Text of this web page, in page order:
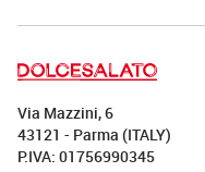
Via Mazzini, 6
43121 - Parma (ITALY)
P.IVA: 01756990345